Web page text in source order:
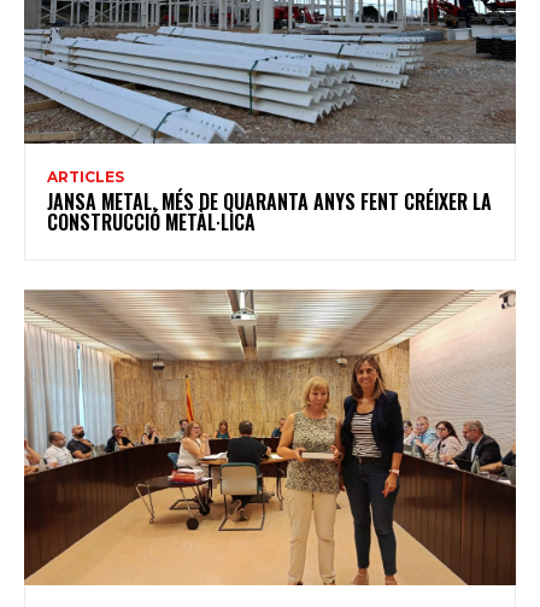
ARTICLES
JANSA METAL, MÉS DE QUARANTA ANYS FENT CRÉIXER LA
CONSTRUCCIÓ METÀL·LICA